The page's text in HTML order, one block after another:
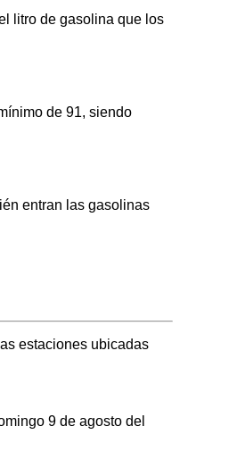
litro de gasolina que los
de 91, siendo
entran las gasolinas
estaciones ubicadas
9 de agosto del